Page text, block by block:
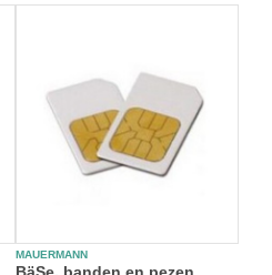
MAUERMANN